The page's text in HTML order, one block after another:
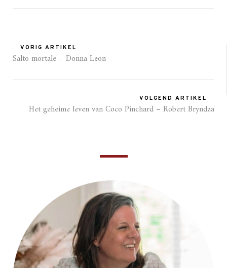
VORIG ARTIKEL
Salto mortale – Donna Leon
VOLGEND ARTIKEL
Het geheime leven van Coco Pinchard – Robert Bryndza